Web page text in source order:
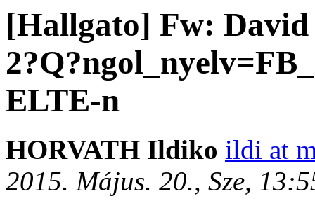
[Hallgato] Fw:
ELTE-n
HORVATH Ildiko ildi at
2015. Május. 20., Sze,